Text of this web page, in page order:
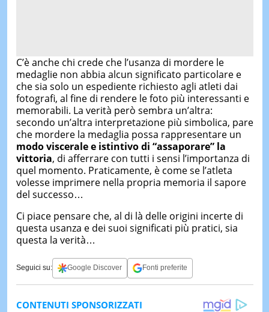
C’è anche chi crede che l’usanza di mordere le
medaglie non abbia alcun significato particolare e
che sia solo un espediente richiesto agli atleti dai
fotografi, al fine di rendere le foto più interessanti e
memorabili. La verità però sembra un’altra:
secondo un’altra interpretazione più simbolica, pare
che mordere la medaglia possa rappresentare un
modo viscerale e istintivo di “assaporare” la
vittoria, di afferrare con tutti i sensi l’importanza di
quel momento. Praticamente, è come se l’atleta
volesse imprimere nella propria memoria il sapore
del successo…
Ci piace pensare che, al di là delle origini incerte di
questa usanza e dei suoi significati più pratici, sia
questa la verità…
Seguici su: Google Discover Fonti preferite